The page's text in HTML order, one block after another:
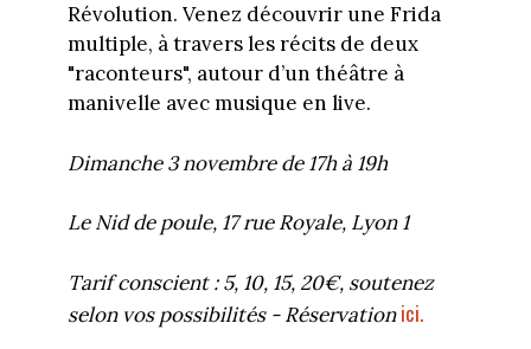
Révolution. Venez découvrir une Frida
multiple, à travers les récits de deux
"raconteurs", autour d’un théâtre à
manivelle avec musique en live.
Dimanche 3 novembre de 17h à 19h
Le Nid de poule, 17 rue Royale, Lyon 1
Tarif conscient : 5, 10, 15, 20€, soutenez
selon vos possibilités - Réservation ici.